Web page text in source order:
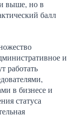
и выше, но в
балл
и
работать
в бизнесе и
статуса